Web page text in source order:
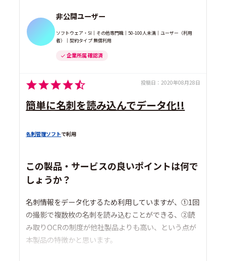
非公開ユーザー
ソフトウェア・SI｜その他専門職｜50-100人未満｜ユーザー（利用
者）｜契約タイプ 無償利用
企業所属 確認済
投稿日： 2020年08月28日
簡単に名刺を読み込んでデータ化!!
名刺管理ソフトで利用
この製品・サービスの良いポイントは何で
しょうか？
名刺情報をデータ化するため利用していますが、①1回
の撮影で複数枚の名刺を読み込むことができる、②読
み取りOCRの制度が他社製品よりも高い、という点が
本製品の特徴かと思います。